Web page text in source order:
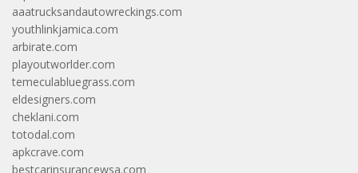
aaatrucksandautowreckings.com
youthlinkjamica.com
arbirate.com
playoutworlder.com
temeculabluegrass.com
eldesigners.com
cheklani.com
totodal.com
apkcrave.com
bestcarinsurancewsa.com